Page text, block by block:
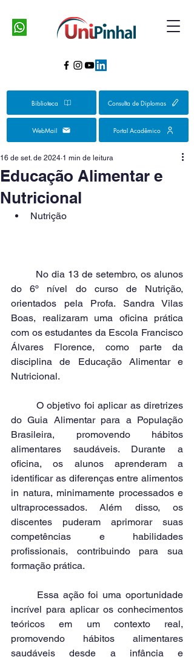
Biblioteca Consulta de Diplomas
WebMail Portal Acadêmico
Educação Alimentar e
Nutricional
16 de set. de 2024 1 min de leitura
Nutrição
do 6º nível do curso de Nutrição,
orientados pela Profa. Sandra Vilas
Boas, realizaram uma oficina prática
com os estudantes da Escola Francisco
Álvares Florence, como parte da
disciplina de Educação Alimentar e
Nutricional.
do Guia Alimentar para a População
Brasileira, promovendo hábitos
alimentares saudáveis. Durante a
oficina, os alunos aprenderam a
identificar as diferenças entre alimentos
in natura, minimamente processados e
ultraprocessados. Além disso, os
discentes puderam aprimorar suas
competências e habilidades
profissionais, contribuindo para sua
formação prática.
incrível para aplicar os conhecimentos
teóricos em um contexto real,
promovendo hábitos alimentares
saudáveis desde a infância e